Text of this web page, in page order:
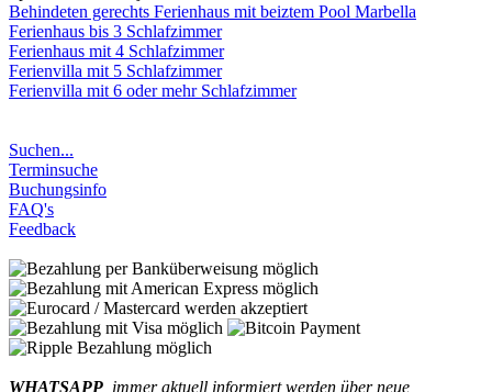
Behindeten gerechts Ferienhaus mit beiztem Pool Marbella
Ferienhaus bis 3 Schlafzimmer
Ferienhaus mit 4 Schlafzimmer
Ferienvilla mit 5 Schlafzimmer
Ferienvilla mit 6 oder mehr Schlafzimmer
Suchen...
Terminsuche
Buchungsinfo
FAQ's
Feedback
WHATSAPP , immer aktuell informiert werden über neue